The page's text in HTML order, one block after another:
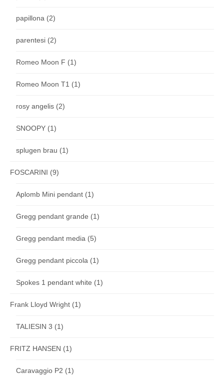
papillona (2)
parentesi (2)
Romeo Moon F (1)
Romeo Moon T1 (1)
rosy angelis (2)
SNOOPY (1)
splugen brau (1)
FOSCARINI (9)
Aplomb Mini pendant (1)
Gregg pendant grande (1)
Gregg pendant media (5)
Gregg pendant piccola (1)
Spokes 1 pendant white (1)
Frank Lloyd Wright (1)
TALIESIN 3 (1)
FRITZ HANSEN (1)
Caravaggio P2 (1)